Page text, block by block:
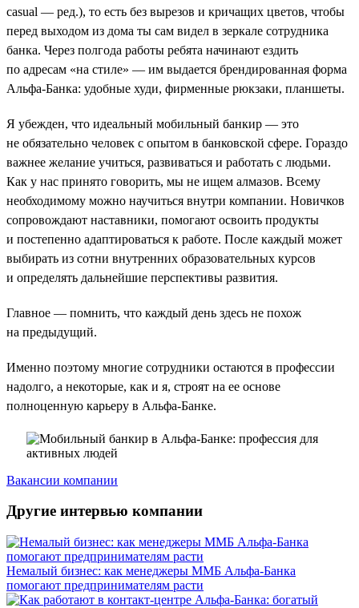
casual — ред.), то есть без вырезов и кричащих цветов, чтобы
перед выходом из дома ты сам видел в зеркале сотрудника
банка. Через полгода работы ребята начинают ездить
по адресам «на стиле» — им выдается брендированная форма
Альфа-Банка: удобные худи, фирменные рюкзаки, планшеты.
Я убежден, что идеальный мобильный банкир — это
не обязательно человек с опытом в банковской сфере. Гораздо
важнее желание учиться, развиваться и работать с людьми.
Как у нас принято говорить, мы не ищем алмазов. Всему
необходимому можно научиться внутри компании. Новичков
сопровождают наставники, помогают освоить продукты
и постепенно адаптироваться к работе. После каждый может
выбирать из сотни внутренних образовательных курсов
и определять дальнейшие перспективы развития.
Главное — помнить, что каждый день здесь не похож
на предыдущий.
Именно поэтому многие сотрудники остаются в профессии
надолго, а некоторые, как и я, строят на ее основе
полноценную карьеру в Альфа-Банке.
Вакансии компании
Другие интервью компании
Немалый бизнес: как менеджеры ММБ Альфа-Банка
помогают предпринимателям расти